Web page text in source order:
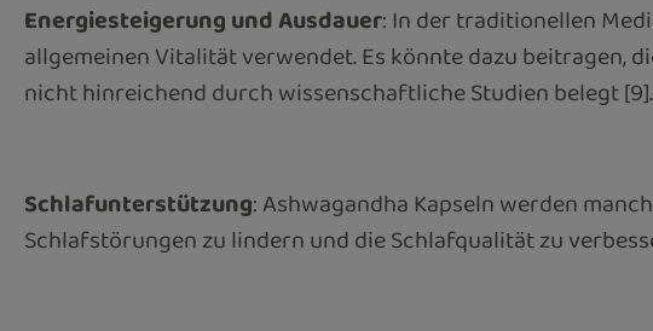
Energiesteigerung und Ausdauer: In der traditionellen
allgemeinen Vitalität verwendet. Es könnte dazu beitragen,
nicht hinreichend durch wissenschaftliche Studien belegt [9].
Schlafunterstützung: Ashwagandha Kapseln werden
Schlafstörungen zu lindern und die Schlafqualität zu